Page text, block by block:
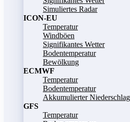
Simuliertes Radar
ICON-EU
Temperatur
Windböen
Signifikantes Wetter
Bodentemperatur
Bewölkung
ECMWF
Temperatur
Bodentemperatur
Akkumulierter Niederschlag
GFS
Temperatur